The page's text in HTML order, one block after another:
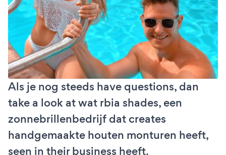
Als je nog steeds have questions, dan
take a look at wat rbia shades, een
zonnebrillenbedrijf dat creates
handgemaakte houten monturen heeft,
seen in their business heeft.